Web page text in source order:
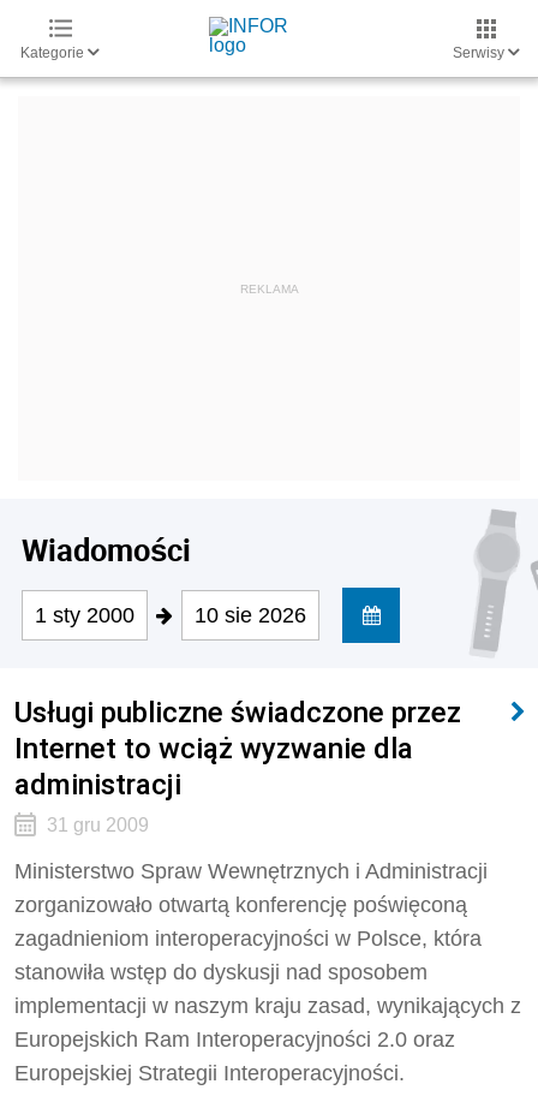
Kategorie Serwisy
Wiadomości
1 sty 2000 10 sie 2026
Usługi publiczne świadczone przez
Internet to wciąż wyzwanie dla
administracji
31 gru 2009
Ministerstwo Spraw Wewnętrznych i Administracji
zorganizowało otwartą konferencję poświęconą
zagadnieniom interoperacyjności w Polsce, która
stanowiła wstęp do dyskusji nad sposobem
implementacji w naszym kraju zasad, wynikających z
Europejskich Ram Interoperacyjności 2.0 oraz
Europejskiej Strategii Interoperacyjności.